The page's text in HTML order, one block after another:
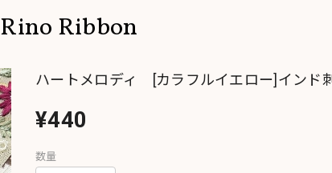
Rino Ribbon
ハートメロディ [カラフルイエロー]インド
¥440
数量